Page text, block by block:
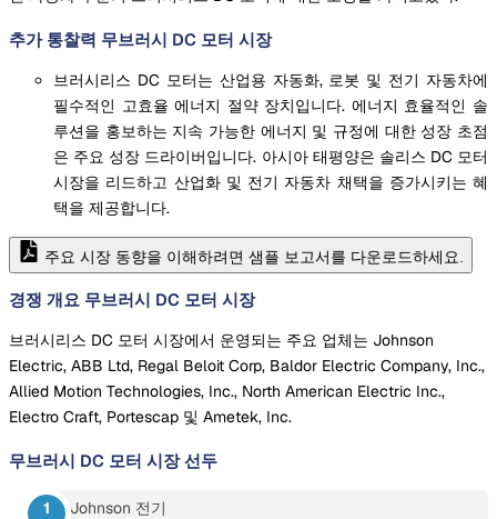
추가 통찰력 무브러시 DC 모터 시장
브러시리스 DC 모터는 산업용 자동화, 로봇 및 전기 자동차에
필수적인 고효율 에너지 절약 장치입니다. 에너지 효율적인 솔
루션을 홍보하는 지속 가능한 에너지 및 규정에 대한 성장 초점
은 주요 성장 드라이버입니다. 아시아 태평양은 솔리스 DC 모터
시장을 리드하고 산업화 및 전기 자동차 채택을 증가시키는 혜
택을 제공합니다.
주요 시장 동향을 이해하려면 샘플 보고서를 다운로드하세요.
경쟁 개요 무브러시 DC 모터 시장
브러시리스 DC 모터 시장에서 운영되는 주요 업체는 Johnson
Electric, ABB Ltd, Regal Beloit Corp, Baldor Electric Company, Inc.,
Allied Motion Technologies, Inc., North American Electric Inc.,
Electro Craft, Portescap 및 Ametek, Inc.
무브러시 DC 모터 시장 선두
Johnson 전기